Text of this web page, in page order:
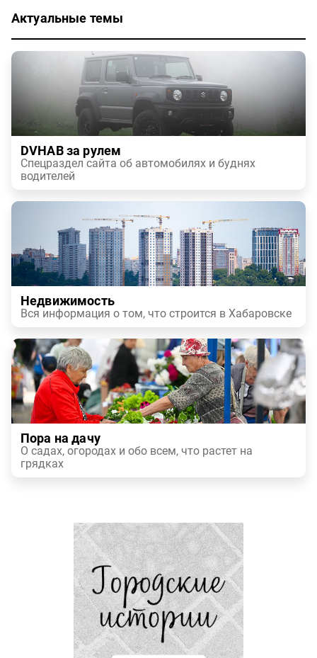
Актуальные темы
DVHAB за рулем
Спецраздел сайта об автомобилях и буднях
водителей
Недвижимость
Вся информация о том, что строится в Хабаровске
Пора на дачу
О садах, огородах и обо всем, что растет на
грядках